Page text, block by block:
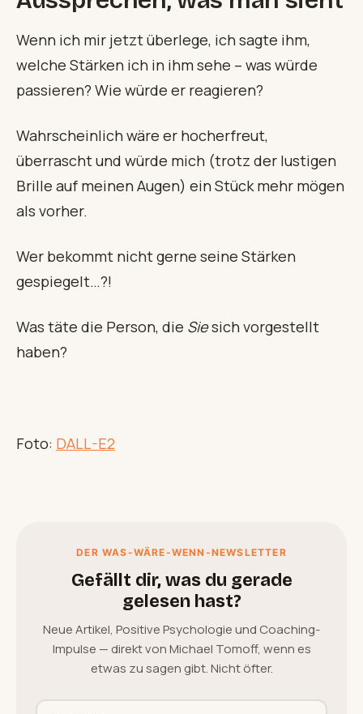
Wenn ich mir jetzt überlege, ich sagte ihm,
welche Stärken ich in ihm sehe – was würde
passieren? Wie würde er reagieren?
Wahrscheinlich wäre er hocherfreut,
überrascht und würde mich (trotz der lustigen
Brille auf meinen Augen) ein Stück mehr mögen
als vorher.
Wer bekommt nicht gerne seine Stärken
gespiegelt…?!
Was täte die Person, die Siesich vorgestellt
haben?
Foto: DALL-E2
DER WAS-WÄRE-WENN-NEWSLETTER
Gefällt dir, was du gerade
gelesen hast?
Neue Artikel, Positive Psychologie und Coaching-
Impulse — direkt von Michael Tomoff, wenn es
etwas zu sagen gibt. Nicht öfter.